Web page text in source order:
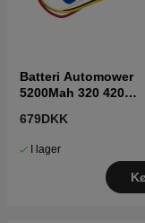
Batteri Automower
5200Mah 320 420
679DKK
I lager